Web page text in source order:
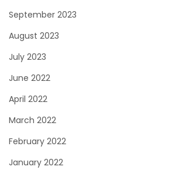
September 2023
August 2023
July 2023
June 2022
April 2022
March 2022
February 2022
January 2022